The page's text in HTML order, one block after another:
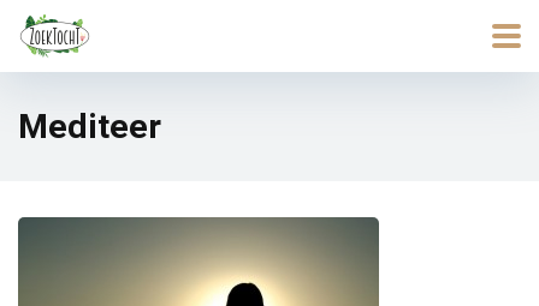
Mediteer